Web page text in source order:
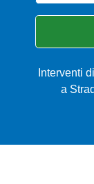
Interventi
a